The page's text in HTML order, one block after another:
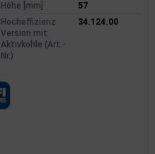
Höhe [mm]
57
Hocheffizienz
Version mit
Aktivkohle (Art.-
Nr.)
34.124.00